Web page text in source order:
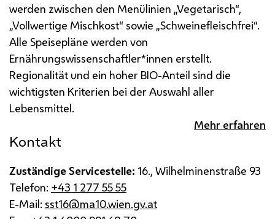
werden zwischen den Menülinien „Vegetarisch“,
„Vollwertige Mischkost“ sowie „Schweinefleischfrei“.
Alle Speisepläne werden von
Ernährungswissenschaftler*innen erstellt.
Regionalität und ein hoher BIO-Anteil sind die
wichtigsten Kriterien bei der Auswahl aller
Lebensmittel.
Mehr erfahren
Kontakt
Zuständige Servicestelle: 16., Wilhelminenstraße 93
Telefon: +43 1 277 55 55
E-Mail: sst16@ma10.wien.gv.at
Fax:
+43 1 4000 991 68 70